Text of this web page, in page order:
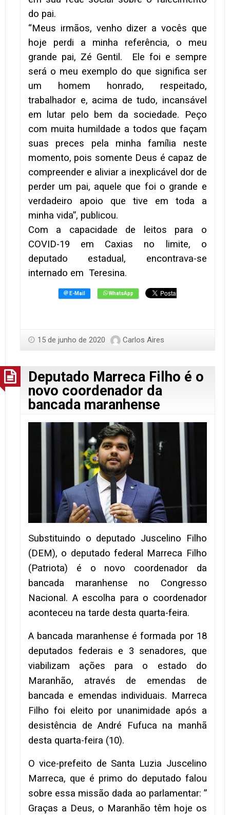
do pai.
“Meus irmãos, venho dizer a vocês que
hoje perdi a minha referência, o meu
grande pai, Zé Gentil. Ele foi e sempre
será o meu exemplo do que significa ser
um homem honrado, respeitado,
trabalhador e, acima de tudo, incansável
em lutar pelo bem da sociedade. Peço
com muita humildade a todos que façam
suas preces pela minha família neste
momento, pois somente Deus é capaz de
compreender e aliviar a inexplicável dor de
perder um pai, aquele que foi o grande e
verdadeiro apoio que tive em toda a
minha vida”, publicou.
Com a capacidade de leitos para o
COVID-19 em Caxias no limite, o
deputado estadual, encontrava-se
internado em Teresina.
15 de junho de 2020 Carlos Aires
Deputado Marreca Filho é o
novo coordenador da
bancada maranhense
Substituindo o deputado Juscelino Filho
(DEM), o deputado federal Marreca Filho
(Patriota) é o novo coordenador da
bancada maranhense no Congresso
Nacional. A escolha para o coordenador
aconteceu na tarde desta quarta-feira.
A bancada maranhense é formada por 18
deputados federais e 3 senadores, que
viabilizam ações para o estado do
Maranhão, através de emendas de
bancada e emendas individuais. Marreca
Filho foi eleito por unanimidade após a
desistência de André Fufuca na manhã
desta quarta-feira (10).
O vice-prefeito de Santa Luzia Juscelino
Marreca, que é primo do deputado falou
sobre essa missão dada ao parlamentar: ”
Graças a Deus, o Maranhão têm hoje os